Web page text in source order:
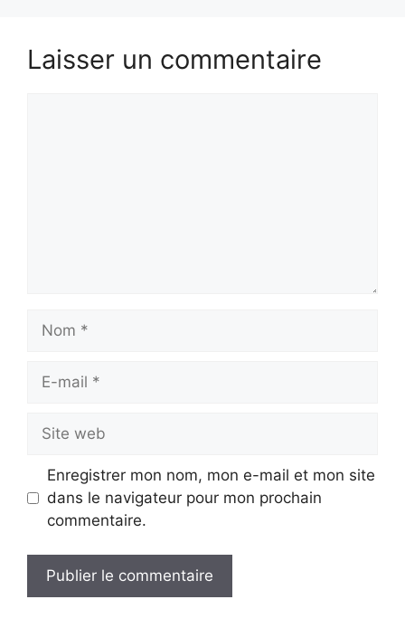
Laisser un commentaire
mail
web
Enregistrer mon nom, mon e-mail et mon site
dans le navigateur pour mon prochain
commentaire.